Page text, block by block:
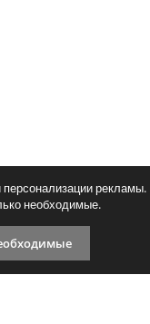
рекламы.
необходимые.